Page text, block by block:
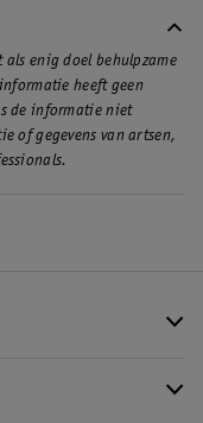
als enig doel behulpzame
heeft geen
de informatie niet
of gegevens van artsen,